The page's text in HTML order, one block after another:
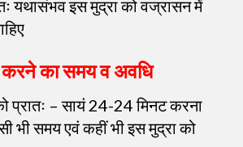
यथासंभव इस मुद्रा को वज्रासन में
करने का समय व अवधि
प्रातः – सायं 24-24 मिनट करना
भी समय एवं कहीं भी इस मुद्रा को